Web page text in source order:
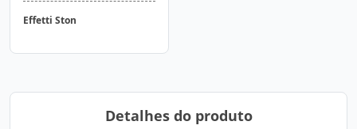
Effetti Ston
Detalhes do produto